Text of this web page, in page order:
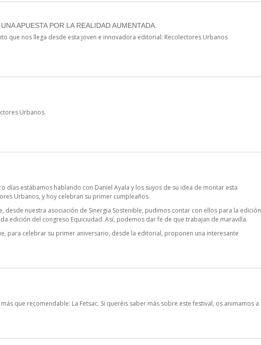
APUESTA POR LA REALIDAD AUMENTADA.
que nos llega desde esta joven e innovadora editorial: Recolectores Urbanos
Urbanos.
días estábamos hablando con Daniel Ayala y los suyos de su idea de montar esta
Urbanos, y hoy celebran su primer cumpleaños.
desde nuestra asociación de Sinergia Sostenible, pudimos contar con ellos para la edición
edición del congreso Equiciudad. Así, podemos dar fe de que trabajan de maravilla.
para celebrar su primer aniversario, desde la editorial, proponen una interesante
que recomendable: La Fetsac. Si queréis saber más sobre este festival, os animamos a